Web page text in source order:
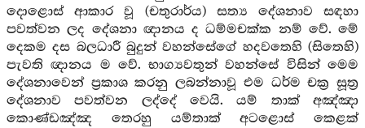
දොළොස් ආකාර වූ (චතුරාර්ය) සත්‍ය දේශනාව සඳහා
පවත්වන ලද දේශනා ඥානය ද ධම්මචක්ක නම් වේ. මේ
දෙකම දස බලධාරී බුදුන් වහන්සේගේ හදවතෙහි (සිතෙහි)
පැවති ඥානය ම වේ. භාග්‍යවතුන් වහන්සේ විසින් මෙම
දේශනාවෙන් ප්‍රකාශ කරනු ලබන්නාවූ එම ධර්ම චක්‍ර සූත්‍ර
දේශනාව පවත්වන ලද්දේ වෙයි. යම් තාක් අඤ්ඤා
කොණ්ඩඤ්ඤ තෙරහු යම්තාක් අටළොස් කෙළක්